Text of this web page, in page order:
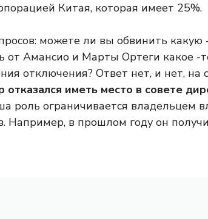
Китая, которая имеет 25%.
можете ли вы обвинить какую
от Амансио и Марты Ортеги какое -
отключения? Ответ нет, и нет, на
отказался иметь место в совете
роль ограничивается владельцем
Например, в прошлом году он